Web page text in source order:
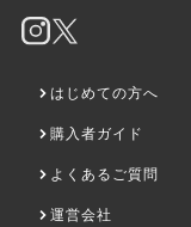
はじめての方へ
購入者ガイド
よくあるご質問
運営会社